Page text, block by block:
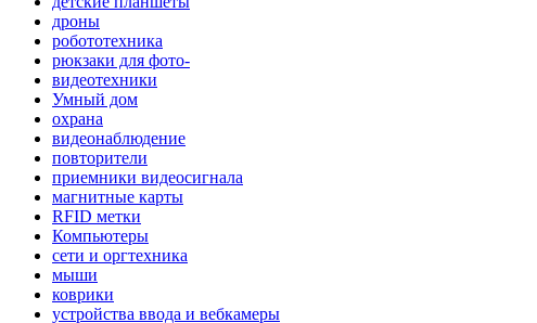
дроны
робототехника
рюкзаки для фото-
видеотехники
Умный дом
охрана
видеонаблюдение
повторители
приемники видеосигнала
магнитные карты
RFID метки
Компьютеры
сети и оргтехника
мыши
коврики
устройства ввода и вебкамеры